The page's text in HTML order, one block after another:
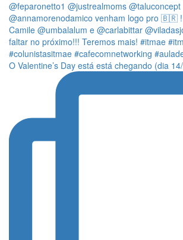
O Valentine’s Day está está chegando (dia